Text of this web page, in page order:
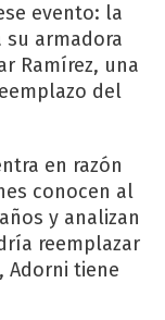
evento: la
su armadora
Ramírez, una
del
en razón
conocen al
y analizan
reemplazar
Adorni tiene